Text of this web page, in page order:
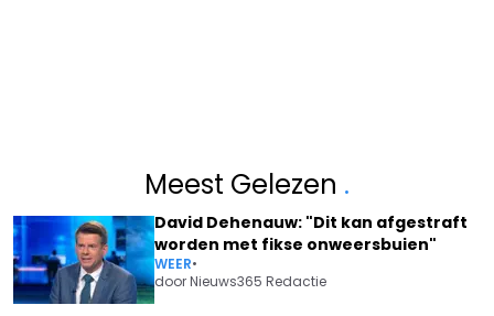
Meest Gelezen .
David Dehenauw: "Dit kan afgestraft
worden met fikse onweersbuien"
WEER•
doorNieuws365 Redactie